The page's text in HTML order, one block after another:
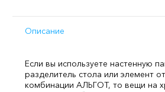
Описание
Если вы используете настенную
разделитель стола или элемент
комбинации АЛЬГОТ, то вещи на